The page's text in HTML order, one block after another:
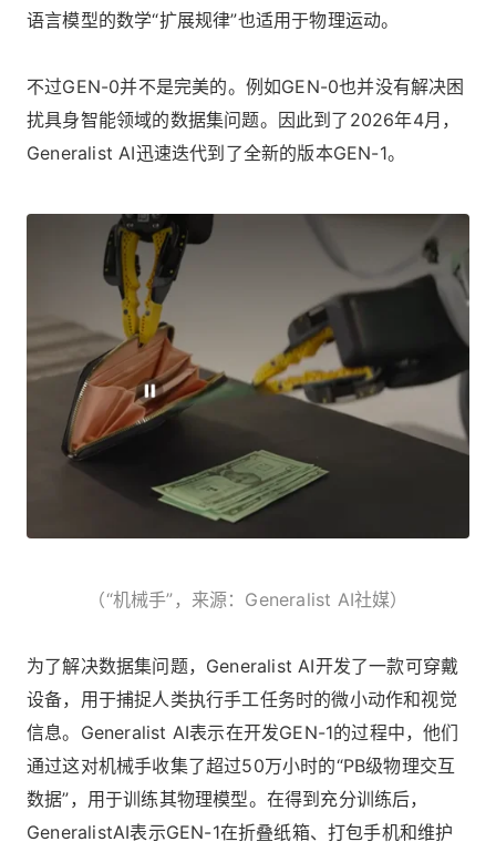
语言模型的数学“扩展规律”也适用于物理运动。
不过GEN-0并不是完美的。例如GEN-0也并没有解决困
扰具身智能领域的数据集问题。因此到了2026年4月，
Generalist AI迅速迭代到了全新的版本GEN-1。
（“机械手”，来源：Generalist AI社媒）
为了解决数据集问题，Generalist AI开发了一款可穿戴
设备，用于捕捉人类执行手工任务时的微小动作和视觉
信息。Generalist AI表示在开发GEN-1的过程中，他们
通过这对机械手收集了超过50万小时的“PB级物理交互
数据”，用于训练其物理模型。在得到充分训练后，
GeneralistAI表示GEN-1在折叠纸箱、打包手机和维护